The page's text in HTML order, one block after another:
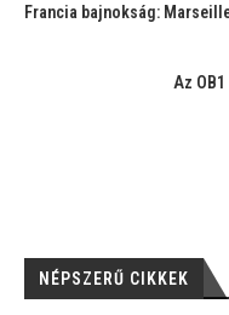
Francia bajnokság:
Az
NÉPSZERŰ CIKKEK